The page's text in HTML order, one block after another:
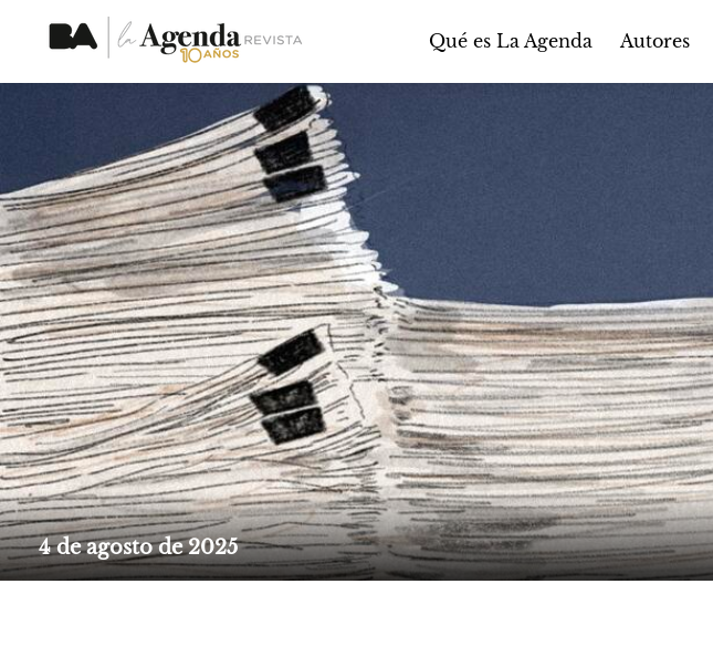
Qué es La Agenda Autores
4 de agosto de 2025